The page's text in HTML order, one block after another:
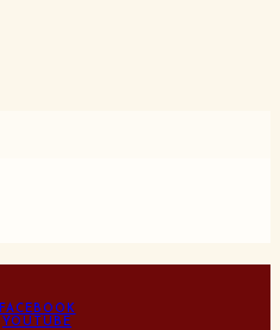
FACEBOOK
YOUTUBE